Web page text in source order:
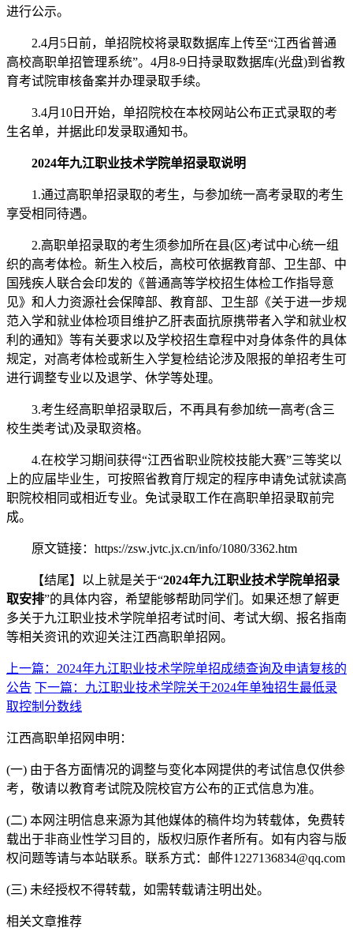
进行公示。
2.4月5日前，单招院校将录取数据库上传至“江西省普通
高校高职单招管理系统”。4月8-9日持录取数据库(光盘)到省教
育考试院审核备案并办理录取手续。
3.4月10日开始，单招院校在本校网站公布正式录取的考
生名单，并据此印发录取通知书。
2024年九江职业技术学院单招录取说明
1.通过高职单招录取的考生，与参加统一高考录取的考生
享受相同待遇。
2.高职单招录取的考生须参加所在县(区)考试中心统一组
织的高考体检。新生入校后，高校可依据教育部、卫生部、中
国残疾人联合会印发的《普通高等学校招生体检工作指导意
见》和人力资源社会保障部、教育部、卫生部《关于进一步规
范入学和就业体检项目维护乙肝表面抗原携带者入学和就业权
利的通知》等有关要求以及学校招生章程中对身体条件的具体
规定，对高考体检或新生入学复检结论涉及限报的单招考生可
进行调整专业以及退学、休学等处理。
3.考生经高职单招录取后，不再具有参加统一高考(含三
校生类考试)及录取资格。
4.在校学习期间获得“江西省职业院校技能大赛”三等奖以
上的应届毕业生，可按照省教育厅规定的程序申请免试就读高
职院校相同或相近专业。免试录取工作在高职单招录取前完
成。
原文链接：https://zsw.jvtc.jx.cn/info/1080/3362.htm
【结尾】以上就是关于“2024年九江职业技术学院单招录
取安排”的具体内容，希望能够帮助同学们。如果还想了解更
多关于九江职业技术学院单招考试时间、考试大纲、报名指南
等相关资讯的欢迎关注江西高职单招网。
上一篇：2024年九江职业技术学院单招成绩查询及申请复核的
公告 下一篇：九江职业技术学院关于2024年单独招生最低录
取控制分数线
江西高职单招网申明：
(一) 由于各方面情况的调整与变化本网提供的考试信息仅供参
考，敬请以教育考试院及院校官方公布的正式信息为准。
(二) 本网注明信息来源为其他媒体的稿件均为转载体，免费转
载出于非商业性学习目的，版权归原作者所有。如有内容与版
权问题等请与本站联系。联系方式：邮件1227136834@qq.com
(三) 未经授权不得转载，如需转载请注明出处。
相关文章推荐